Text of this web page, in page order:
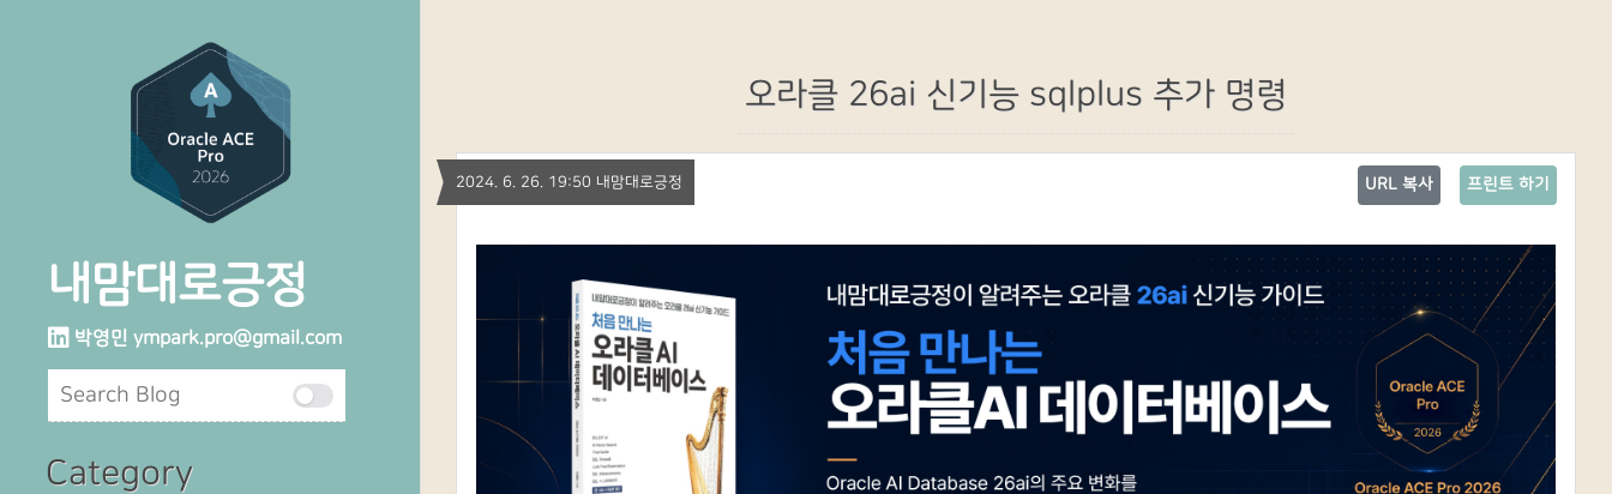
내맘대로긍정
박영민 ympark.pro@gmail.com
Category
오라클 26ai 신기능 sqlplus 추가 명령
2024. 6. 26. 19:50 내맘대로긍정 프린트 하기
URL 복사